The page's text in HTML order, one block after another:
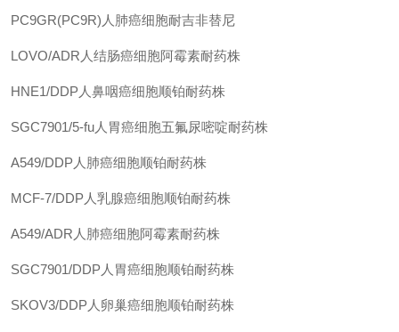
PC9GR(PC9R)人肺癌细胞耐吉非替尼
LOVO/ADR人结肠癌细胞阿霉素耐药株
HNE1/DDP人鼻咽癌细胞顺铂耐药株
SGC7901/5-fu人胃癌细胞五氟尿嘧啶耐药株
A549/DDP人肺癌细胞顺铂耐药株
MCF-7/DDP人乳腺癌细胞顺铂耐药株
A549/ADR人肺癌细胞阿霉素耐药株
SGC7901/DDP人胃癌细胞顺铂耐药株
SKOV3/DDP人卵巢癌细胞顺铂耐药株